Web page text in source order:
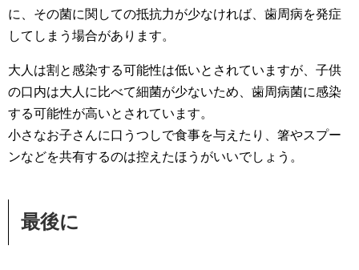
に、その菌に関しての抵抗力が少なければ、歯周病を発症
してしまう場合があります。
大人は割と感染する可能性は低いとされていますが、子供
の口内は大人に比べて細菌が少ないため、歯周病菌に感染
する可能性が高いとされています。
小さなお子さんに口うつしで食事を与えたり、箸やスプー
ンなどを共有するのは控えたほうがいいでしょう。
最後に